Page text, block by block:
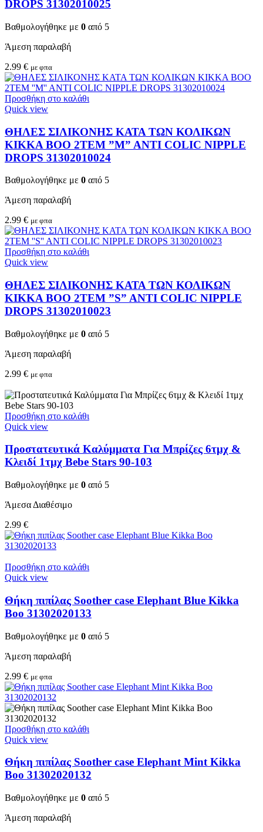
DROPS 31302010025
Βαθμολογήθηκε με 0 από 5
Άμεση παραλαβή
2.99 € με φπα
Προσθήκη στο καλάθι
Quick view
ΘΗΛΕΣ ΣΙΛΙΚΟΝΗΣ ΚΑΤΑ ΤΩΝ ΚΟΛΙΚΩΝ
KIKKA BOO 2TEM ”M” ANTI COLIC NIPPLE
DROPS 31302010024
Βαθμολογήθηκε με 0 από 5
Άμεση παραλαβή
2.99 € με φπα
Προσθήκη στο καλάθι
Quick view
ΘΗΛΕΣ ΣΙΛΙΚΟΝΗΣ ΚΑΤΑ ΤΩΝ ΚΟΛΙΚΩΝ
KIKKA BOO 2TEM ”S” ANTI COLIC NIPPLE
DROPS 31302010023
Βαθμολογήθηκε με 0 από 5
Άμεση παραλαβή
2.99 € με φπα
Προσθήκη στο καλάθι
Quick view
Προστατευτικά Καλύμματα Για Μπρίζες 6τμχ &
Κλειδί 1τμχ Bebe Stars 90-103
Βαθμολογήθηκε με 0 από 5
Άμεσα Διαθέσιμο
2.99 €
Προσθήκη στο καλάθι
Quick view
Θήκη πιπίλας Soother case Elephant Blue Kikka
Boo 31302020133
Βαθμολογήθηκε με 0 από 5
Άμεση παραλαβή
2.99 € με φπα
Προσθήκη στο καλάθι
Quick view
Θήκη πιπίλας Soother case Elephant Mint Kikka
Boo 31302020132
Βαθμολογήθηκε με 0 από 5
Άμεση παραλαβή